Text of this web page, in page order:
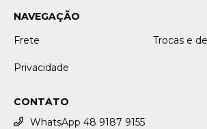
NAVEGAÇÃO
Frete
Trocas e
Privacidade
CONTATO
WhatsApp 48 9187 9155